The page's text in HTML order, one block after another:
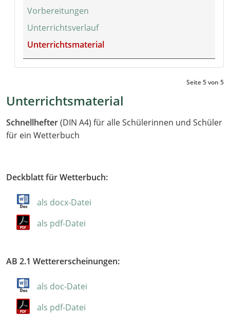
Vorbereitungen
Unterrichtsverlauf
Unterrichtsmaterial
Seite 5 von 5
Unterrichtsmaterial
Schnellhefter(DIN A4) für alle Schülerinnen und Schüler
für ein Wetterbuch
Deckblatt für Wetterbuch:
als docx-Datei
als pdf-Datei
AB 2.1 Wettererscheinungen:
als doc-Datei
als pdf-Datei